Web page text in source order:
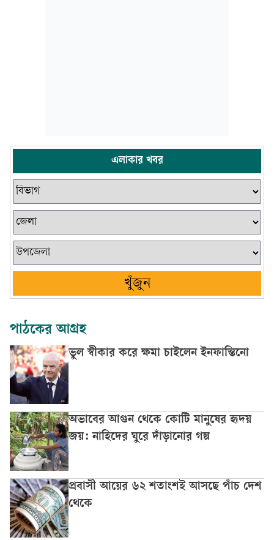
এলাকার খবর
খুঁজুন
পাঠকের আগ্রহ
ভুল স্বীকার করে ক্ষমা চাইলেন ইনফান্তিনো
অভাবের আগুন থেকে কোটি মানুষের হৃদয়
জয়: নাহিদের ঘুরে দাঁড়ানোর গল্প
প্রবাসী আয়ের ৬২ শতাংশই আসছে পাঁচ দেশ
থেকে